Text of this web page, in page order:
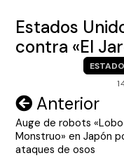
Estados
contra «El
Navegación
de
entradas
Anterior
Auge de robots «Lobo
Monstruo» en Japón
ataques de osos